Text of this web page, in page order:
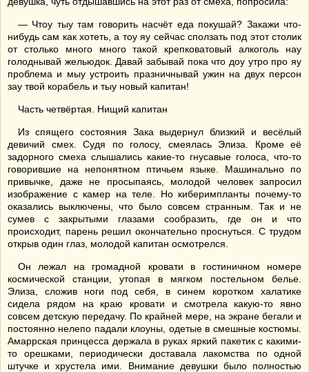
— Чтоу тыу там говорить насчёт еда покушай? Закажи что-
нибудь сам как хотеть, а тоу яу сейчас сползать под этот столик
от столько много много такой крепковатовый алкоголь нау
голоднывай жельюдок. Давай забывай пока что доу утро про яу
проблема и мыу устроить празничнывай ужин на двух персон
зау твой корабель и тыу новый капитан!
Часть четвёртая. Нищий капитан
Из спящего состояния Зака выдернул близкий и весёлый
девичий смех. Судя по голосу, смеялась Элиза. Кроме её
задорного смеха слышались какие-то гнусавые голоса, что-то
говорившие на непонятном птичьем языке. Машинально по
привычке, даже не просыпаясь, молодой человек запросил
изображение с камер на теле. Но киберимпланты почему-то
оказались выключены, что было совсем странным. Так и не
сумев с закрытыми глазами сообразить, где он и что
происходит, парень решил окончательно проснуться. С трудом
открыв один глаз, молодой капитан осмотрелся.
Он лежал на громадной кровати в гостиничном номере
космической станции, утопая в мягком постельном белье.
Элиза, сложив ноги под себя, в синем коротком халатике
сидела рядом на краю кровати и смотрела какую-то явно
совсем детскую передачу. По крайней мере, на экране бегали и
постоянно нелепо падали клоуны, одетые в смешные костюмы.
Амаррская принцесса держала в руках яркий пакетик с какими-
то орешками, периодически доставала лакомства по одной
штучке и хрустела ими. Внимание девушки было полностью